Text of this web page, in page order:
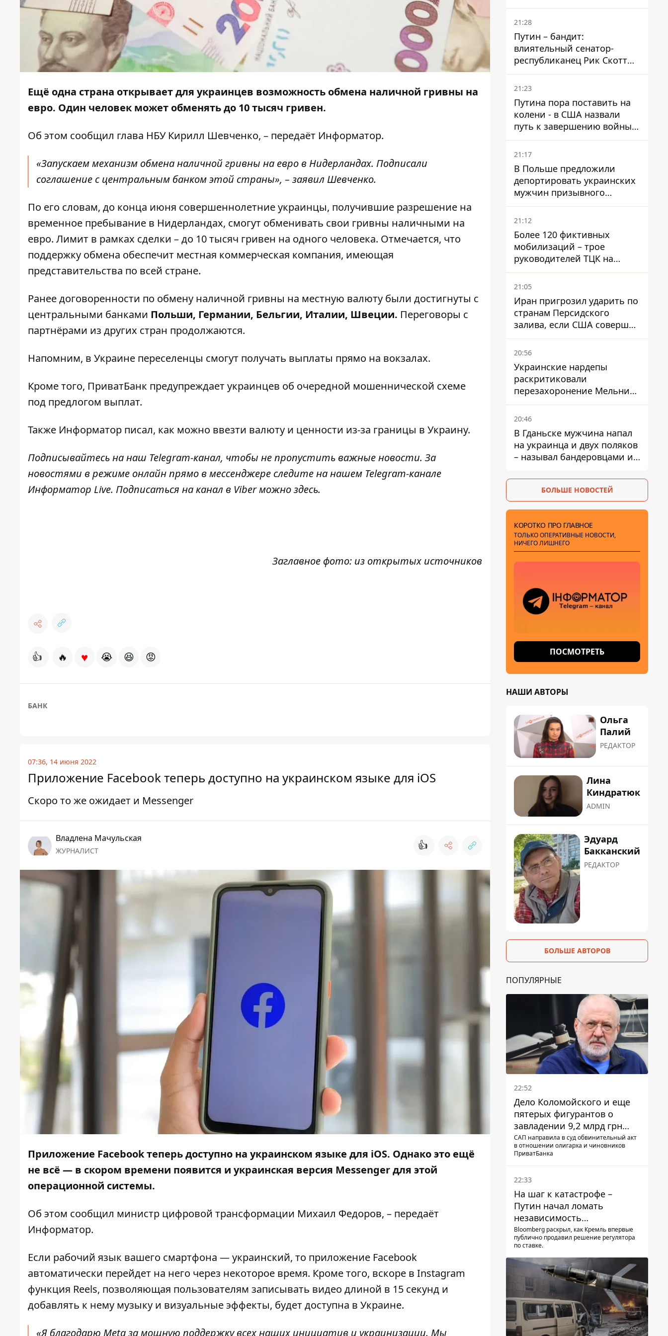
Ещё одна страна открывает для украинцев возможность обмена наличной гривны на
евро. Один человек может обменять до 10 тысяч гривен.
Об этом сообщил глава НБУ Кирилл Шевченко, – передаёт Информатор.
«Запускаем механизм обмена наличной гривны на евро в Нидерландах. Подписали
соглашение с центральным банком этой страны», – заявил Шевченко.
По его словам, до конца июня совершеннолетние украинцы, получившие разрешение на
временное пребывание в Нидерландах, смогут обменивать свои гривны наличными на
евро. Лимит в рамках сделки – до 10 тысяч гривен на одного человека. Отмечается, что
поддержку обмена обеспечит местная коммерческая компания, имеющая
представительства по всей стране.
Ранее договоренности по обмену наличной гривны на местную валюту были достигнуты с
центральными банками Польши, Германии, Бельгии, Италии, Швеции. Переговоры с
партнёрами из других стран продолжаются.
Напомним, в Украине переселенцы смогут получать выплаты прямо на вокзалах.
Кроме того, ПриватБанк предупреждает украинцев об очередной мошеннической схеме
под предлогом выплат.
Также Информатор писал, как можно ввезти валюту и ценности из-за границы в Украину.
Подписывайтесь на наш Telegram-канал, чтобы не пропустить важные новости. За
новостями в режиме онлайн прямо в мессенджере следите на нашем Telegram-канале
Информатор Live. Подписаться на канал в Viber можноздесь.
Заглавное фото: из открытых источников
👍 🔥 ♥ 😭 😆 😡
БАНК
07:36, 14 июня 2022
Приложение Facebook теперь доступно на украинском языке для iOS
Скоро то же ожидает и Messenger
Владлена Мачульская
ЖУРНАЛИСТ 👍
Приложение Facebook теперь доступно на украинском языке для iOS. Однако это ещё
не всё — в скором времени появится и украинская версия Messenger для этой
операционной системы.
Об этом сообщил министр цифровой трансформации Михаил Федоров, – передаёт
Информатор.
Если рабочий язык вашего смартфона — украинский, то приложение Facebook
автоматически перейдет на него через некоторое время. Кроме того, вскоре в Instagram
функция Reels, позволяющая пользователям записывать видео длиной в 15 секунд и
добавлять к нему музыку и визуальные эффекты, будет доступна в Украине.
«Я благодарю Meta за мощную поддержку всех наших инициатив и украинизации. Мы
ударами оказались пять
районов области
21:28
Путин – бандит:
влиятельный сенатор-
республиканец Рик Скотт
призвал Конгресс привлечь
РФ к ответственности за
21:23
Путина пора поставить на
колени - в США назвали
путь к завершению войны -
National Security Journal
21:17
В Польше предложили
депортировать украинских
мужчин призывного
возраста - кого это может
затронуть
21:12
Более 120 фиктивных
мобилизаций – трое
руководителей ТЦК на
Волыни и Буковине
получили подозрения за
21:05
Иран пригрозил ударить по
странам Персидского
залива, если США совершат
хотя бы одну атаку - Reuters
20:56
Украинские нардепы
раскритиковали
перезахоронение Мельника
из-за риска
дипломатической изоляции
20:46
В Гданьске мужчина напал
на украинца и двух поляков
– называл бандеровцами и
БОЛЬШЕ НОВОСТЕЙ
КОРОТКО ПРО ГЛАВНОЕ
ТОЛЬКО ОПЕРАТИВНЫЕ НОВОСТИ,
НИЧЕГО ЛИШНЕГО
ПОСМОТРЕТЬ
НАШИ АВТОРЫ
Ольга
Палий
РЕДАКТОР
Лина
Киндратюк
ADMIN
Эдуард
Бакканский
РЕДАКТОР
БОЛЬШЕ АВТОРОВ
ПОПУЛЯРНЫЕ
22:52
Дело Коломойского и еще
пятерых фигурантов о
завладении 9,2 млрд грн
ПриватБанка направили в
суд
САП направила в суд обвинительный акт
в отношении олигарха и чиновников
ПриватБанка
22:33
На шаг к катастрофе –
Путин начал ломать
независимость
собственного Центробанка,
заставив снизить базовую
Bloomberg раскрыл, как Кремль впервые
публично продавил решение регулятора
по ставке.